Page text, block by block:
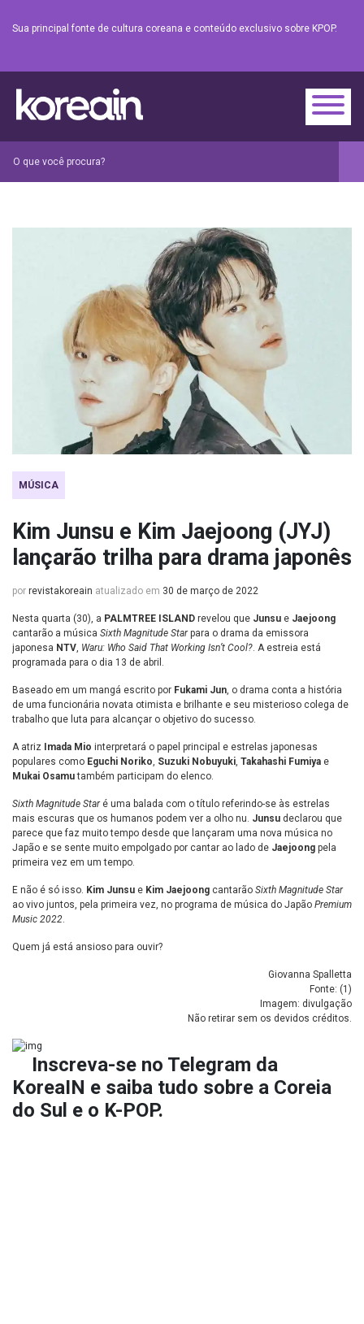
Sua principal fonte de cultura coreana e conteúdo exclusivo sobre KPOP.
MÚSICA
Kim Junsu e Kim Jaejoong (JYJ)
lançarão trilha para drama japonês
por revistakoreain atualizado em 30 de março de 2022
Nesta quarta (30), a PALMTREE ISLAND revelou que Junsu e Jaejoong
cantarão a música Sixth Magnitude Starpara o drama da emissora
japonesa NTV Waru: Who Said That Working Isn’t Cool? . A estreia está
programada para o dia 13 de abril.
Baseado em um mangá escrito por Fukami Jun , o drama conta a história
de uma funcionária novata otimista e brilhante e seu misterioso colega de
trabalho que luta para alcançar o objetivo do sucesso.
A atriz Imada Mio interpretará o papel principal e estrelas japonesas
populares como Eguchi Noriko Suzuki Nobuyuki Takahashi Fumiya e
Mukai Osamutambém participam do elenco.
Sixth Magnitude Staré uma balada com o título referindo-se às estrelas
mais escuras que os humanos podem ver a olho nu. Junsu declarou que
parece que faz muito tempo desde que lançaram uma nova música no
Japão e se sente muito empolgado por cantar ao lado de Jaejoong pela
primeira vez em um tempo.
E não é só isso. Kim Junsu e Kim Jaejoong cantarão Sixth Magnitude Star
ao vivo juntos, pela primeira vez, no programa de música do Japão Premium
Music 2022
Quem já está ansioso para ouvir?
Giovanna Spalletta
Fonte: (1 )
Imagem: divulgação
Não retirar sem os devidos créditos.
Inscreva-se no Telegram da
KoreaIN e saiba tudo sobre a Coreia
do Sul e o K-POP.